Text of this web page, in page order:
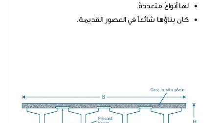
لها أنواعٌ متعددةٌ.
كان بناؤها شائعاً في العصور القديمة.